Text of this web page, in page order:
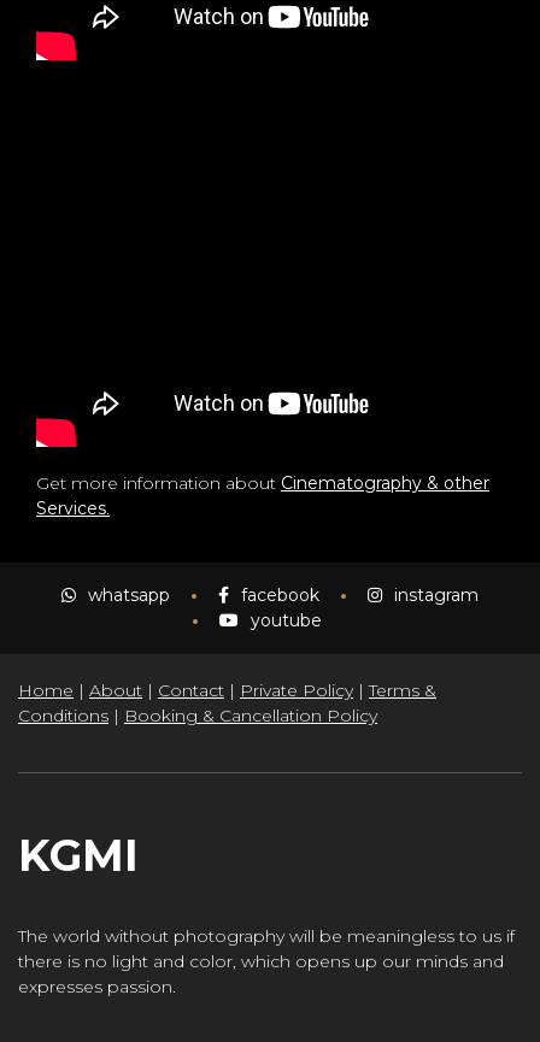
Get more information about Cinematography & other
Services.
whatsapp facebook
instagram
youtube
Home | About | Contact | Private Policy|Terms &
Conditions | Booking & Cancellation Policy
KGMI
The world without photography will be meaningless to us if
there is no light and color, which opens up our minds and
expresses passion.